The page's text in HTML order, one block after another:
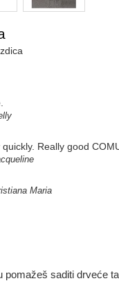
Really good
Maria
pomažeš saditi drveće